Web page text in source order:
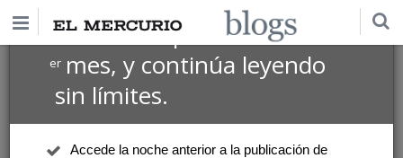
Suscríbete por $1 USD
ermes, y continúa leyendo
sin límites.
Accede la noche anterior a la publicación de